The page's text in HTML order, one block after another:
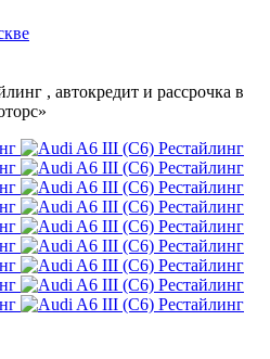
, автокредит и рассрочка в